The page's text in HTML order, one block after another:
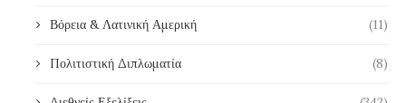
Βόρεια & Λατινική Αμερική (11)
Πολιτιστική Διπλωματία (8)